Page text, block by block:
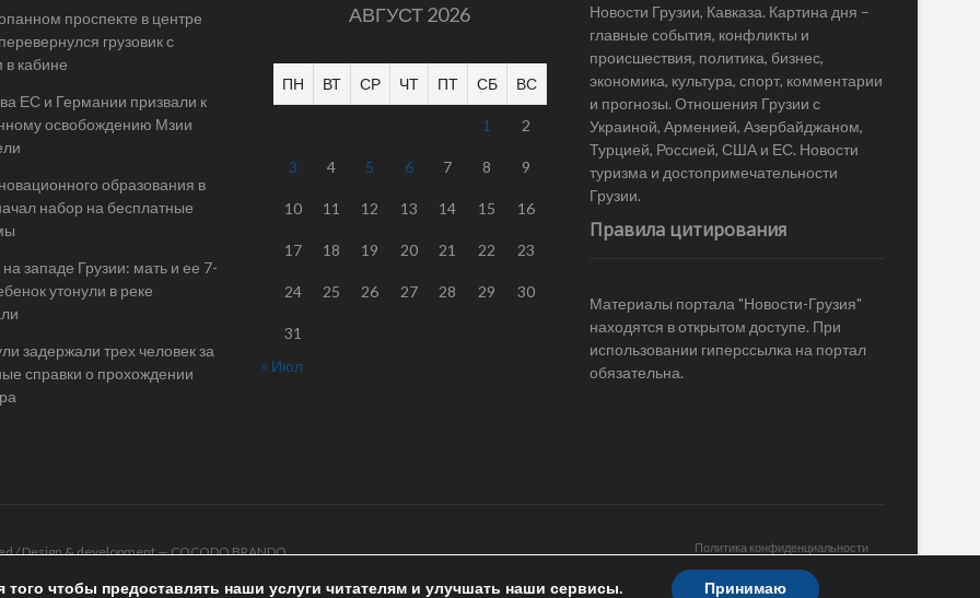
проспекте в центре
грузовик с
в кабине
ЕС и Германии призвали к
освобождению Мзии
образования в
набор на бесплатные
западе Грузии: мать и ее 7-
утонули в реке
задержали трех человек за
справки о прохождении
АВГУСТ 2026
ПН ВТ СР ЧТ ПТ СБ ВС
1 2
3 4 5 6 7 8 9
10 11 12 13 14 15 16
17 18 19 20 21 22 23
24 25 26 27 28 29 30
31
« Июл
Новости Грузии, Кавказа. Картина дня –
главные события, конфликты и
происшествия, политика, бизнес,
экономика, культура, спорт, комментарии
и прогнозы. Отношения Грузии с
Украиной, Арменией, Азербайджаном,
Турцией, Россией, США и ЕС. Новости
туризма и достопримечательности
Грузии.
Правила цитирования
Материалы портала "Новости-Грузия"
находятся в открытом доступе. При
использовании гиперссылка на портал
обязательна.
Политика конфиденциальности
/ Design & development —COCODO BRANDO
чтобы предоставлять наши услуги читателям и улучшать наши сервисы. Принимаю